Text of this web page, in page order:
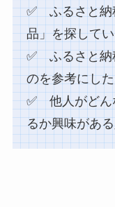
✅ ふるさと納
品」を探して
✅ ふるさと納
のを参考にし
✅ 他人がどん
るか興味があ